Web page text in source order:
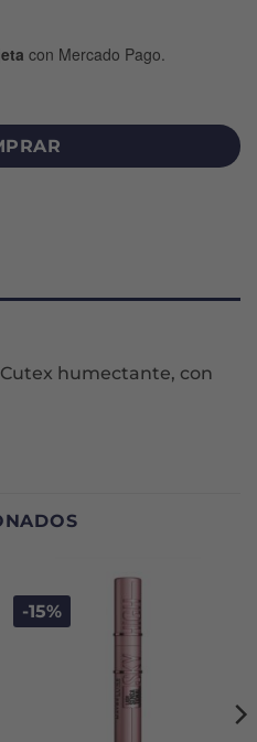
con Mercado Pago.
humectante, con
-15%